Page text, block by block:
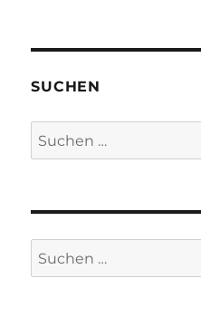
SUCHEN
Suchen
nach:
Suchen
nach: